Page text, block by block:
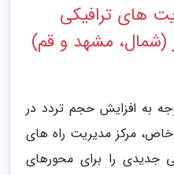
های ترافیکی
به افزایش حجم تردد در
مرکز مدیریت راه های
جدیدی را برای محورهای